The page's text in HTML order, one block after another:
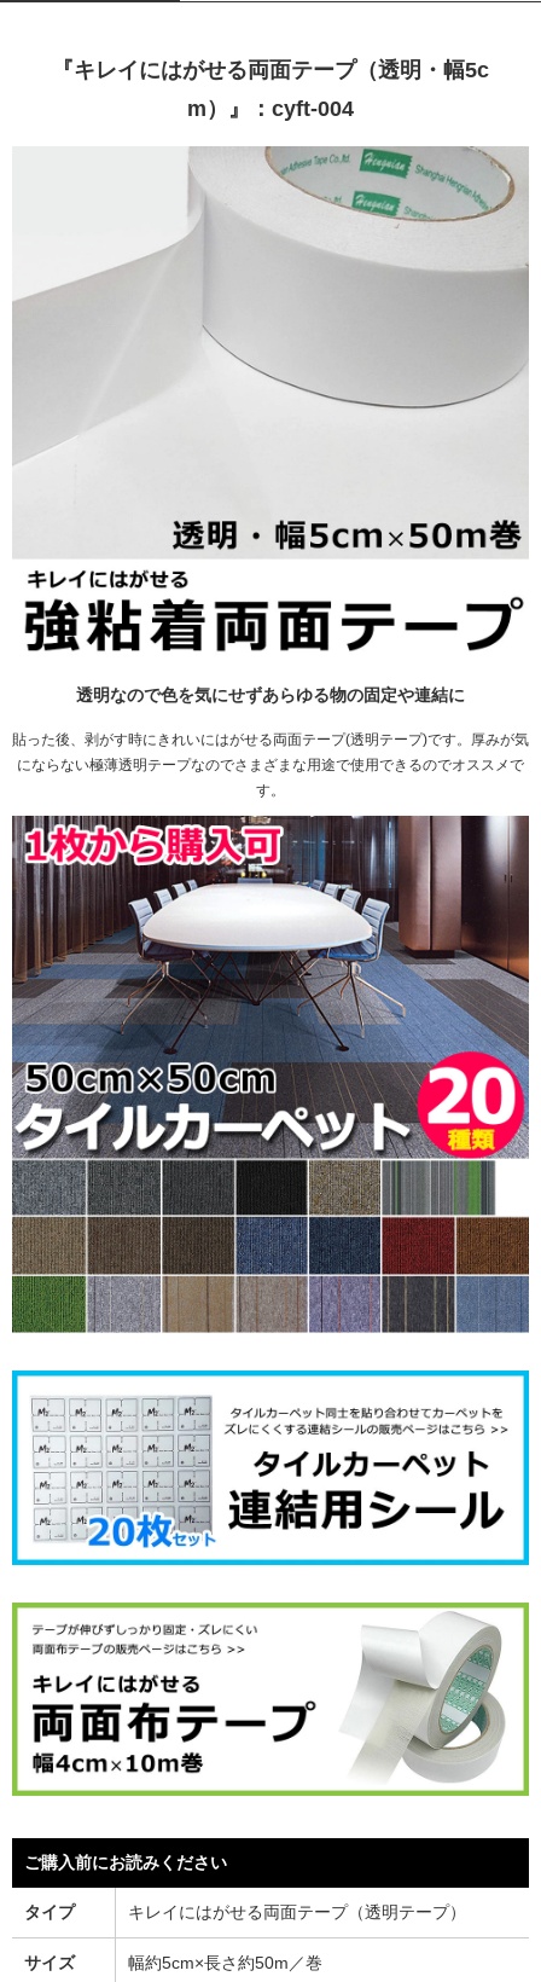
『キレイにはがせる両面テープ（透明・幅5c
m）』：cyft-004
透明なので色を気にせずあらゆる物の固定や連結に
貼った後、剥がす時にきれいにはがせる両面テープ(透明テープ)です。厚みが気
にならない極薄透明テープなのでさまざまな用途で使用できるのでオススメで
す。
ご購入前にお読みください
タイプ キレイにはがせる両面テープ（透明テープ）
サイズ 幅約5cm×長さ約50m／巻